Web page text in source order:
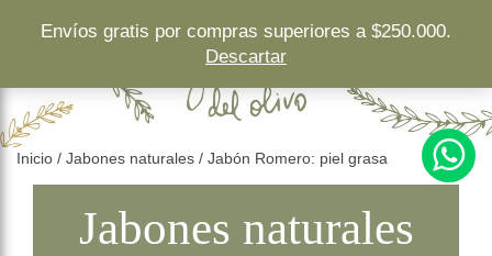
Inicio / Jabones naturales / Jabón Romero: piel grasa
Jabones naturales
Envíos gratis por compras superiores a $250.000.
Descartar